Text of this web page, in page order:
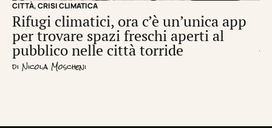
CITTÀ,CRISI CLIMATICA
Rifugi climatici, ora c’è un’unica app
per trovare spazi freschi aperti al
pubblico nelle città torride
di Nicola Moscheni